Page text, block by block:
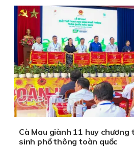
Cà Mau giành 11 huy
sinh phổ thông toàn quốc